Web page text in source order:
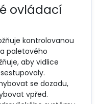
ovládací
kontrolovanou
paletového
aby vidlice
se dozadu,
vpřed.